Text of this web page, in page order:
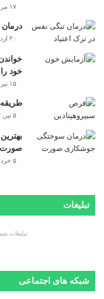
۱۷ مرداد, ۱۳۹۷
۲۰ اردیبهشت, ۱۴۰۵
خود
۱۵ تیر, ۱۳۹۹
۵ تیر, ۱۴۰۲
صورت
۵ خرداد, ۱۴۰۵
تبلیغات
تبلیغات
شبکه های اجتماعی